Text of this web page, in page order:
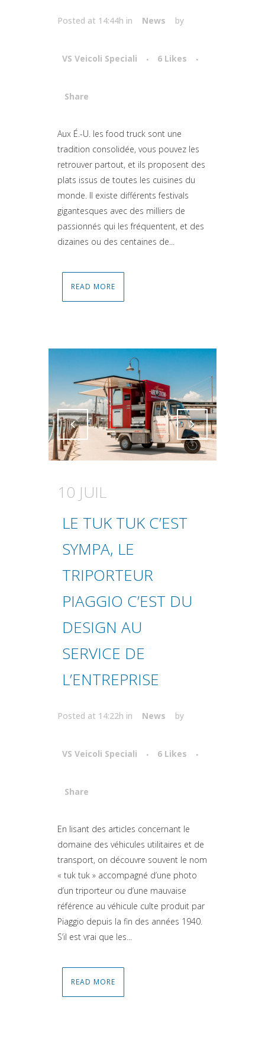
Posted at 14:44h in News by
VS Veicoli Speciali 6 Likes
Share
Attiva comando
Aux É.-U. les food truck sont une
tradition consolidée, vous pouvez les
retrouver partout, et ils proposent des
plats issus de toutes les cuisines du
monde. Il existe différents festivals
gigantesques avec des milliers de
passionnés qui les fréquentent, et des
dizaines ou des centaines de...
READ MORE
Attiva comando Attiva comando
10 JUIL
LE TUK TUK C’EST
SYMPA, LE
TRIPORTEUR
PIAGGIO C’EST DU
DESIGN AU
SERVICE DE
L’ENTREPRISE
Posted at 14:22h in News by
VS Veicoli Speciali 6 Likes
Share
Attiva comando
En lisant des articles concernant le
domaine des véhicules utilitaires et de
transport, on découvre souvent le nom
« tuk tuk » accompagné d’une photo
d’un triporteur ou d’une mauvaise
référence au véhicule culte produit par
Piaggio depuis la fin des années 1940.
S’il est vrai que les...
READ MORE